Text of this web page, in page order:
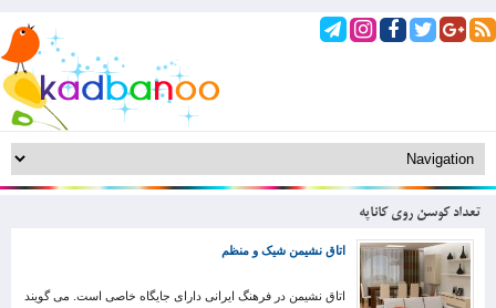
تعداد کوسن روی کاناپه
اتاق نشیمن شیک و منظم
اتاق نشیمن در فرهنگ ایرانی دارای جایگاه خاصی است. می گویند